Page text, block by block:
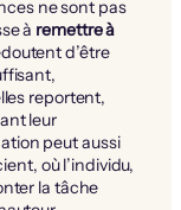
ne sont pas
à remettre à
d’être
reportent,
leur
peut aussi
où l’individu,
la tâche